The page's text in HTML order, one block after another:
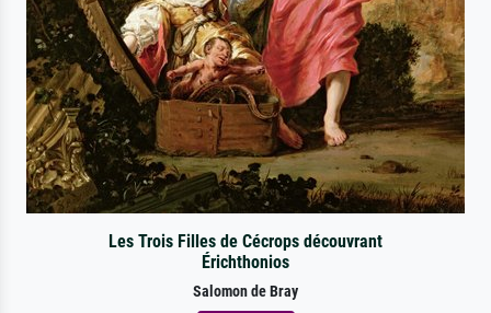
Les Trois Filles de Cécrops découvrant
Érichthonios
Salomon de Bray